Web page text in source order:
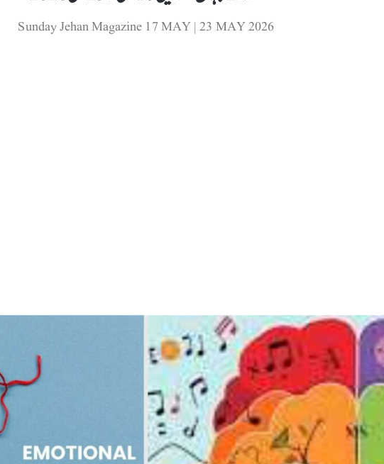
Sunday Jehan Magazine 17 MAY | 23 MAY 2026